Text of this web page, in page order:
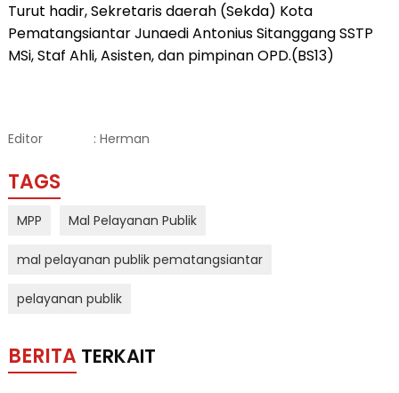
Turut hadir, Sekretaris daerah (Sekda) Kota
Pematangsiantar Junaedi Antonius Sitanggang SSTP
MSi, Staf Ahli, Asisten, dan pimpinan OPD.(BS13)
Editor : Herman
TAGS
MPP Mal Pelayanan Publik
mal pelayanan publik pematangsiantar
pelayanan publik
BERITA TERKAIT